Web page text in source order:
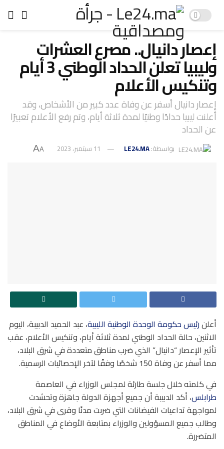
إعصار دانيال.. مصرع العشرات
وليبيا تعلن الحداد الوطني 3 أيام
وتنكيس الأعلام
إعصار دانيال أسفر عن وفاة عدد كبير من الأشخاص، وقد
أعلنت ليبيا حدادًا وطنيًا لمدة ثلاثة أيام، وتم رفع الأعلام تعبيرًا
عن الحداد
بواسطة:LE24.MA 11 سبتمبر، 2023 A
A
أعلنرئيس حكومة الوحدة الوطنية الليبية، عبد الحميد الدبيبة، اليوم
الاثنين، حالة الحداد الوطني لمدة ثلاثة أيام، وتنكيس الأعلام، عقب
تأثير الإعصار “دانيال” الذي ضرب مناطق متعددة في شرق البلاد،
مما أسفر عن وفاة 150 شخصًا وفقًا لآخر الإحصائيات الرسمية.
في كلمته خلال جلسة طارئة لمجلس الوزراء في العاصمة
طرابلس، أكد الدبيبة أن جميع أجهزة الدولة جاهزة وتحشدت
لمواجهة تداعيات الفيضانات التي ضربت مدنًا وقرى في شرق البلاد،
وطالب جميع المسؤولين والوزراء بمتابعة الأوضاع في المناطق
المتضررة.